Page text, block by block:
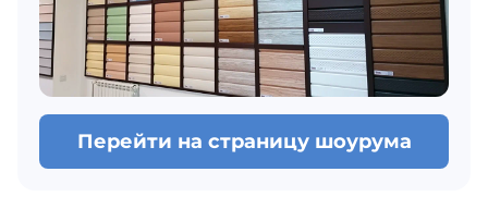
Перейти на страницу шоурума